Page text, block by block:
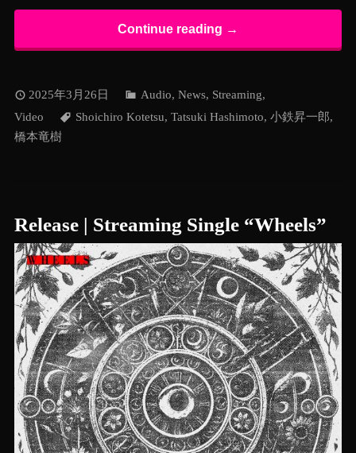
Continue reading →
2025年3月26日 Audio, News, Streaming,
Video
Shoichiro Kotetsu, Tatsuki Hashimoto, 小鉄昇一郎,
橋本竜樹
Release | Streaming Single “Wheels”